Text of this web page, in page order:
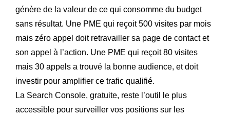
génère de la valeur de ce qui consomme du budget
sans résultat. Une PME qui reçoit 500 visites par mois
mais zéro appel doit retravailler sa page de contact et
son appel à l’action. Une PME qui reçoit 80 visites
mais 30 appels a trouvé la bonne audience, et doit
investir pour amplifier ce trafic qualifié.
La Search Console, gratuite, reste l’outil le plus
accessible pour surveiller vos positions sur les